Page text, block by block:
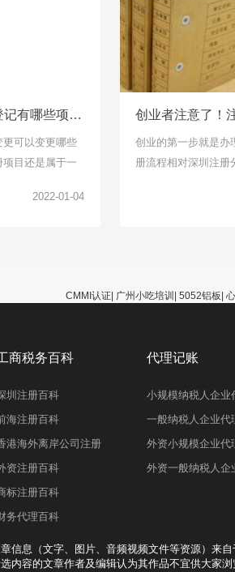
深圳公司工商变更登记有哪些项目？
可以变更哪些
目还是属于一
2022-01-04
创业的第一步就是办
册流程相对深圳注册
CMMI认证| 广州小吃培训 5052铝板
商税务百科
圳注册百科
海注册百科
港海外离岸公司注册
资注册百科
标注册百科
务代理百科
代理记账
小规模纳税人企业
一般纳税人企业代
外资小规模企业代
外资一般纳税人企
章信息（文字、图片、音频视频文件等资源）
内容的文章作者及编辑认为其作品不宜供大家